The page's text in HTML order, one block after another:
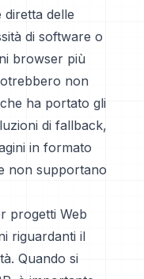
delle
di software o
browser più
non
ha portato gli
di fallback,
in formato
non supportano
progetti Web
riguardanti il
Quando si